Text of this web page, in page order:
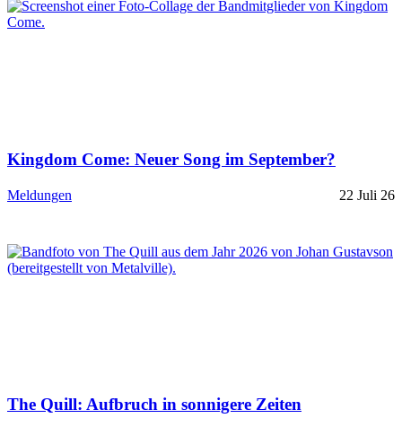
Kingdom Come: Neuer Song im September?
Meldungen 22 Juli 26
The Quill: Aufbruch in sonnigere Zeiten